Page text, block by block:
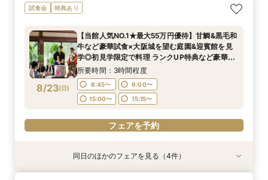
8/22( 土)
【料理重視の方へおすすめ】組数限定◆グラン
シェフ豊後昌幸が手掛ける黒毛和牛etc2万円相
所要時間：3時間程度
8:45〜
9:00〜
15:00〜
15:15〜
フェアを予約
8/22( 土)
【当館人気NO.1★最大55万円優待】甘鯛&黒毛和
牛など豪華試食×大阪城を望む庭園&迎賓館を見
典付きBIGフェア
所要時間：3時間程度
8:45〜
9:00〜
15:00〜
15:15〜
フェアを予約
8/22( 土)
ガーデン挙式丸わかり◎2万坪の庭園満喫×オリ
ジナルウェディング庭園&会場見学×国産和牛
所要時間：3時間程度
8:45〜
9:00〜
15:00〜
15:15〜
フェアを予約
8/22( 土)
【東京開催/土日】東京サロンで《大阪迎賓館》
のご相談＆お打合せ！
9:00〜 15:00〜
フェアを予約
試食会 特典あり
8/23(日)
【当館人気NO.1★最大55万円優待】甘鯛&黒毛和
牛など豪華試食×大阪城を望む庭園&迎賓館を見
学◎初見学限定で料理 ランクUP特典など豪華特
典付きBIGフェア
所要時間：3時間程度
8:45〜
9:00〜
15:00〜
15:15〜
フェアを予約
特典あり
特典あり
特典あり
特典あり同日のほかのフェアを見る（4件）